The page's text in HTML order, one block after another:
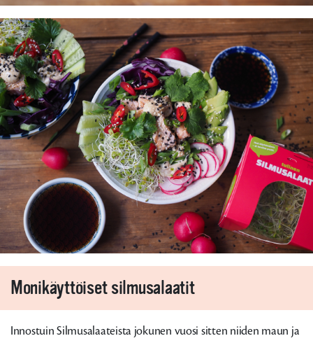
Monikäyttöiset silmusalaatit
Innostuin Silmusalaateista jokunen vuosi sitten niiden maun ja